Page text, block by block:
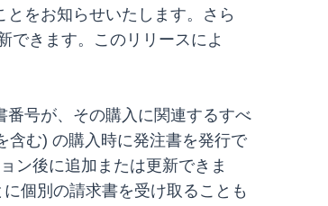
をお知らせいたします。さら
できます。このリリースによ
号が、その購入に関連するすべ
含む) の購入時に発注書を発行で
ン後に追加または更新できま
個別の請求書を受け取ることも